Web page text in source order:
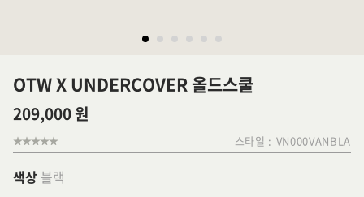
OTW X UNDERCOVER 올드스쿨
209,000 원
스타일 : VN000VANBLA
색상 블랙